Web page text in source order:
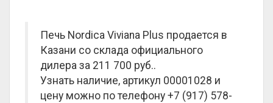
Печь Nordica Viviana Plus продается в
Казани со склада официального
дилера за 211 700 руб..
Узнать наличие, артикул 00001028 и
цену можно по телефону +7 (917) 578-